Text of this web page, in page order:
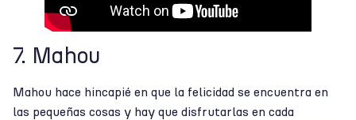
7. Mahou
Mahou hace hincapié en que la felicidad se encuentra en
las pequeñas cosas y hay que disfrutarlas en cada